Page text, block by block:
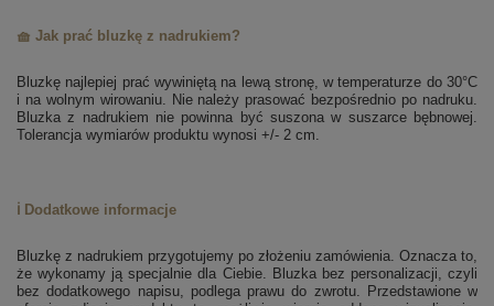
🧺 Jak prać bluzkę z nadrukiem?
Bluzkę najlepiej prać wywiniętą na lewą stronę, w temperaturze do 30°C
i na wolnym wirowaniu. Nie należy prasować bezpośrednio po nadruku.
Bluzka z nadrukiem nie powinna być suszona w suszarce bębnowej.
Tolerancja wymiarów produktu wynosi +/- 2 cm.
ℹ️ Dodatkowe informacje
Bluzkę z nadrukiem przygotujemy po złożeniu zamówienia. Oznacza to,
że wykonamy ją specjalnie dla Ciebie. Bluzka bez personalizacji, czyli
bez dodatkowego napisu, podlega prawu do zwrotu. Przedstawione w